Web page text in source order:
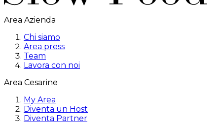
Area Azienda
Chi siamo
Area press
Team
Lavora con noi
Area Cesarine
My Area
Diventa un Host
Diventa Partner